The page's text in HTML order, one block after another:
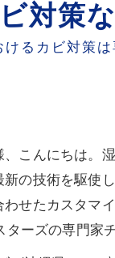
対策
るカビ対策
こんにちは。
新の技術を駆使
せたカスタマ
ーズの専門家